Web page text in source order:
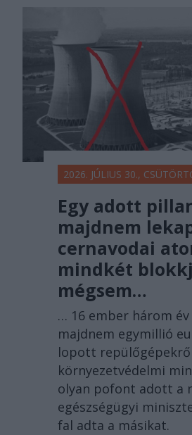
2026. JÚLIUS 30.,
Egy adott
majdnem
cernavodai
mindkét
mégsem…
… 16 ember három
majdnem egymillió
lopott
környezetvédelmi
olyan pofont adott a
egészségügyi
fal adta a másikat.